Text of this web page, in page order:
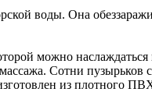
воды. Она
можно
Сотни
из плотного